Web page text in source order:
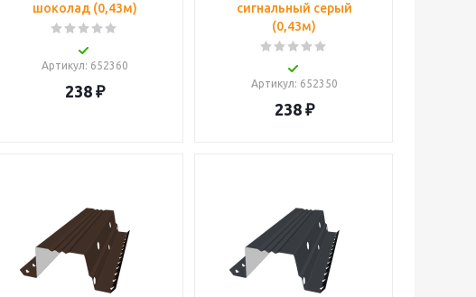
шоколад (0,43м)
Артикул: 652360
238₽
сигнальный серый
(0,43м)
Артикул: 652350
238₽